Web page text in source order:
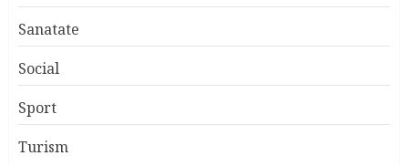
Sanatate
Social
Sport
Turism